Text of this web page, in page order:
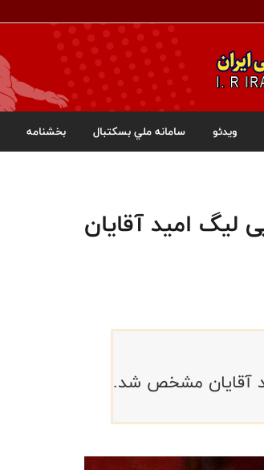
ویدئو سامانه ملي بسکتبال بخشنامه
لیگ امید آقایان
آقایان مشخص شد.